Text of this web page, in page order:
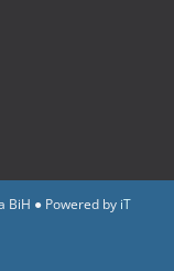
BiH ● Powered by iT